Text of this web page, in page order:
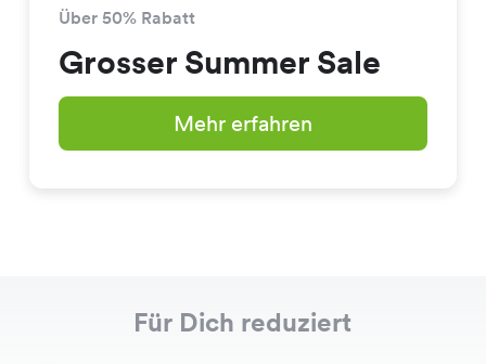
Über 50% Rabatt
Grosser Summer Sale
Mehr erfahren
Für Dich reduziert